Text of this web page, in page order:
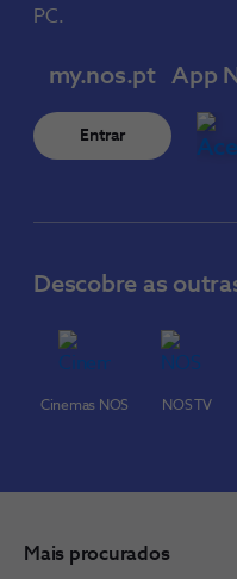
PC.
my.nos.pt
Entrar
App
Descobre as
Cinemas NOS NOS TV
Mais procurados